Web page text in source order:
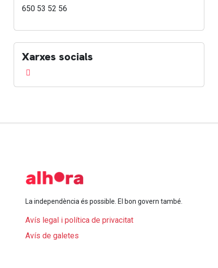
650 53 52 56
Xarxes socials
La independència és possible. El bon govern també.
Avís legal i política de privacitat
Avís de galetes